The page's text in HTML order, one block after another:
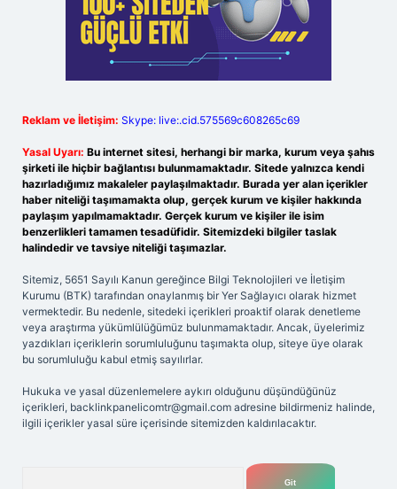
Reklam ve İletişim: Skype: live:.cid.575569c608265c69
Yasal Uyarı: Bu internet sitesi, herhangi bir marka, kurum veya şahıs
şirketi ile hiçbir bağlantısı bulunmamaktadır. Sitede yalnızca kendi
hazırladığımız makaleler paylaşılmaktadır. Burada yer alan içerikler
haber niteliği taşımamakta olup, gerçek kurum ve kişiler hakkında
paylaşım yapılmamaktadır. Gerçek kurum ve kişiler ile isim
benzerlikleri tamamen tesadüfidir. Sitemizdeki bilgiler taslak
halindedir ve tavsiye niteliği taşımazlar.
Sitemiz, 5651 Sayılı Kanun gereğince Bilgi Teknolojileri ve İletişim
Kurumu (BTK) tarafından onaylanmış bir Yer Sağlayıcı olarak hizmet
vermektedir. Bu nedenle, sitedeki içerikleri proaktif olarak denetleme
veya araştırma yükümlülüğümüz bulunmamaktadır. Ancak, üyelerimiz
yazdıkları içeriklerin sorumluluğunu taşımakta olup, siteye üye olarak
bu sorumluluğu kabul etmiş sayılırlar.
Hukuka ve yasal düzenlemelere aykırı olduğunu düşündüğünüz
içerikleri, backlinkpanelicomtr@gmail.com adresine bildirmeniz halinde,
ilgili içerikler yasal süre içerisinde sitemizden kaldırılacaktır.